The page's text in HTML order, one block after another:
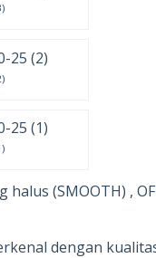
(SMOOTH) ,
dengan